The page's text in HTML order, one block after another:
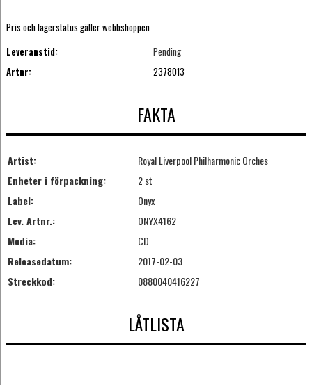
Pris och lagerstatus gäller webbshoppen
Leveranstid:
Pending
Artnr:
2378013
FAKTA
Artist:
Royal Liverpool Philharmonic Orches
Enheter i förpackning:
2 st
Label:
Onyx
Lev. Artnr.:
ONYX4162
Media:
CD
Releasedatum:
2017-02-03
Streckkod:
0880040416227
LÅTLISTA